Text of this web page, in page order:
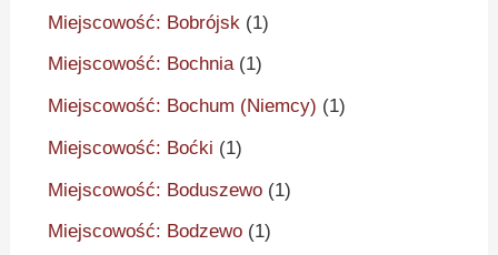
Miejscowość: Bobrójsk (1)
Miejscowość: Bochnia(1)
Miejscowość: Bochum (Niemcy) (1)
Miejscowość: Boćki (1)
Miejscowość: Boduszewo (1)
Miejscowość: Bodzewo (1)